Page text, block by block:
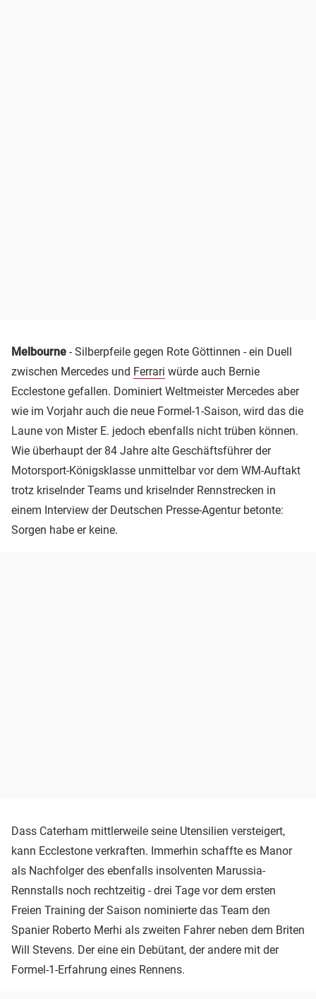
Melbourne - Silberpfeile gegen Rote Göttinnen - ein Duell
zwischen Mercedes und Ferrari würde auch Bernie
Ecclestone gefallen. Dominiert Weltmeister Mercedes aber
wie im Vorjahr auch die neue Formel-1-Saison, wird das die
Laune von Mister E. jedoch ebenfalls nicht trüben können.
Wie überhaupt der 84 Jahre alte Geschäftsführer der
Motorsport-Königsklasse unmittelbar vor dem WM-Auftakt
trotz kriselnder Teams und kriselnder Rennstrecken in
einem Interview der Deutschen Presse-Agentur betonte:
Sorgen habe er keine.
Dass Caterham mittlerweile seine Utensilien versteigert,
kann Ecclestone verkraften. Immerhin schaffte es Manor
als Nachfolger des ebenfalls insolventen Marussia-
Rennstalls noch rechtzeitig - drei Tage vor dem ersten
Freien Training der Saison nominierte das Team den
Spanier Roberto Merhi als zweiten Fahrer neben dem Briten
Will Stevens. Der eine ein Debütant, der andere mit der
Formel-1-Erfahrung eines Rennens.